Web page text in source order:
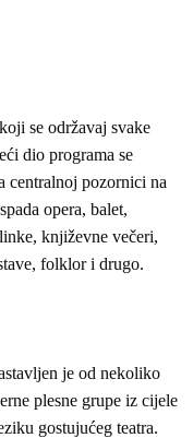
se održavaj svake
dio programa se
centralnoj pozornici na
opera, balet,
književne večeri,
folklor i drugo.
je od nekoliko
plesne grupe iz cijele
gostujućeg teatra.